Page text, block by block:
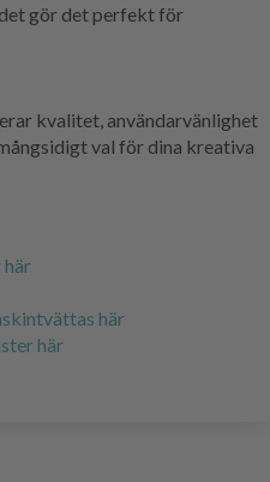
gör det perfekt för
kvalitet, användarvänlighet
val för dina kreativa
här
här
här